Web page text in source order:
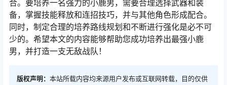
合。要培养一名强力的小鹿男，需要合理选择武器和装
备，掌握技能释放和连招技巧，并与其他角色形成配合。
同时，制定合理的培养路线规划和不断进行强化是必不可
少的。希望本文的内容能够帮助您成功培养出最强小鹿
男，并打造一支无敌战队！
版权声明： 本站所载内容均来源用户发布或互联网转载，目的仅供